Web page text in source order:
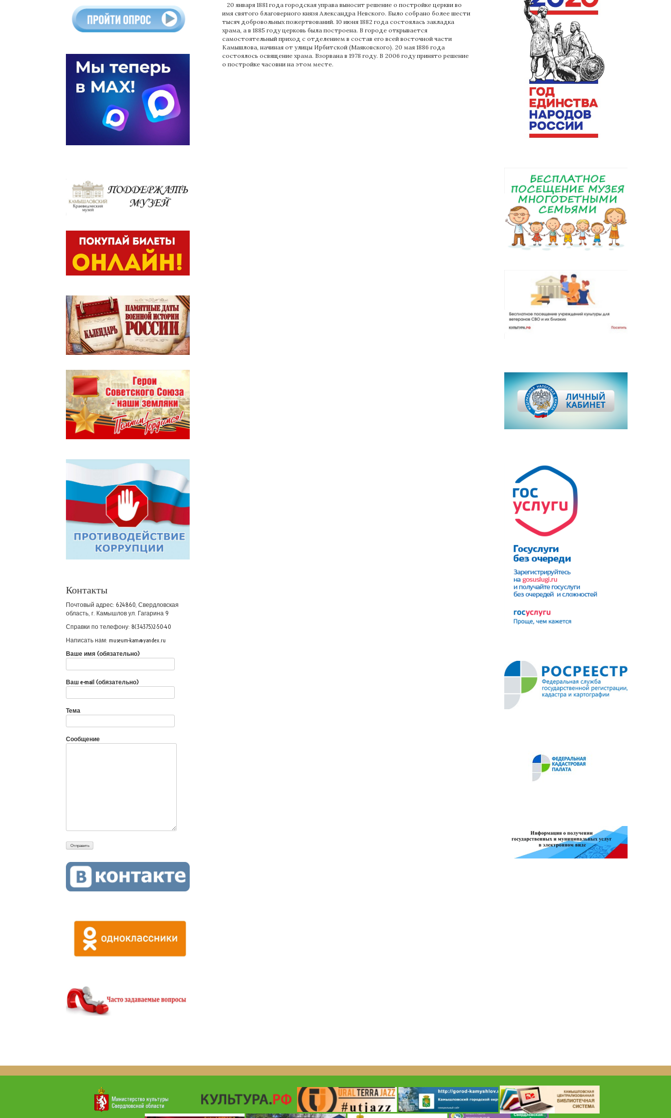
Контакты
Почтовый адрес: 624860, Свердловская
область, г. Камышлов ул. Гагарина 9
Справки по телефону: 8(34375)2-50-40
Написать нам: museum-kam@yandex.ru
Ваше имя (обязательно)
Ваш e-mail (обязательно)
Тема
Сообщение
20 января 1881 года городская управа выносит решение о постройке церкви во
имя святого благоверного князя Александра Невского. Было собрано более шести
тысяч добровольных пожертвований. 10 июня 1882 года состоялась закладка
храма, а в 1885 году церковь была построена. В городе открывается
самостоятельный приход с отделением в состав его всей восточной части
Камышлова, начиная от улицы Ирбитской (Маяковского). 20 мая 1886 года
состоялось освящение храма. Взорвана в 1978 году. В 2006 году принято решение
о постройке часовни на этом месте.